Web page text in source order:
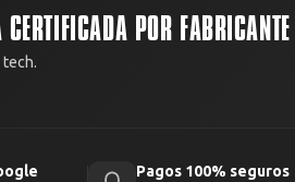
POR FABRICANTE
Pagos 100% seguros